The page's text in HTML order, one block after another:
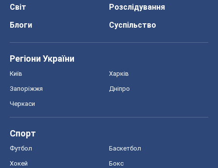
Світ
Розслідування
Блоги
Суспільство
Регіони України
Київ Харків
Запоріжжя Дніпро
Черкаси
Спорт
Футбол Баскетбол
Хокей Бокс